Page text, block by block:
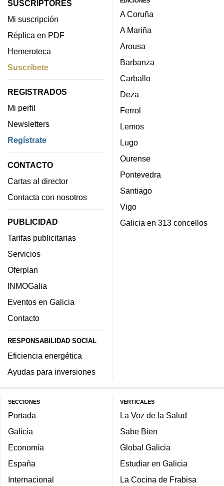
SUSCRIPTORES
Mi suscripción
Réplica en PDF
Hemeroteca
Suscríbete
REGISTRADOS
Mi perfil
Newsletters
Regístrate
CONTACTO
Cartas al director
Contacta con nosotros
PUBLICIDAD
Tarifas publicitarias
Servicios
Oferplan
INMOGalia
Eventos en Galicia
Contacto
RESPONSABILIDAD SOCIAL
Eficiencia energética
Ayudas para inversiones
A Coruña
A Mariña
Arousa
Barbanza
Carballo
Deza
Ferrol
Lemos
Lugo
Ourense
Pontevedra
Santiago
Vigo
Galicia en 313 concellos
SECCIONES
Portada
Galicia
Economía
España
Internacional
VERTICALES
La Voz de la Salud
Sabe Bien
Global Galicia
Estudiar en Galicia
La Cocina de Frabisa